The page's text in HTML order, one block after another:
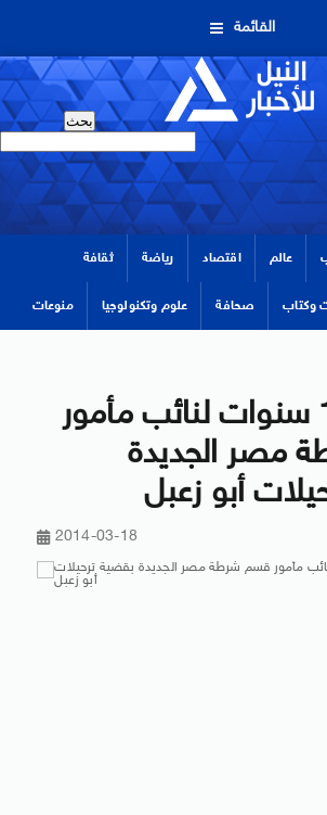
القائمة
عالم اقتصاد رياضة ثقافة
وكتاب صحافة علوم وتكنولوجيا منوعات
السجن 10 سنوات لنائب مأمور
مصر الجديدة
أبو زعبل
2014-03-18